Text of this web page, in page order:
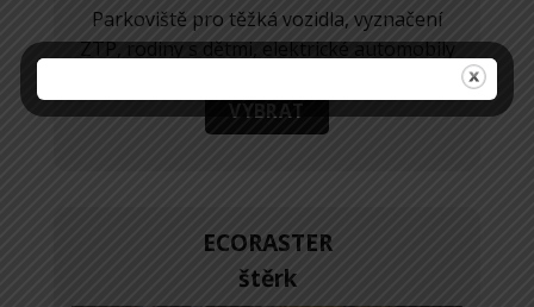
Parkoviště pro těžká vozidla, vyznačení
ZTP, rodiny s dětmi, elektrické automobily
VYBRAT
ECORASTER
štěrk